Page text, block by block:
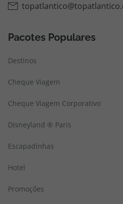
Pacotes Populares
Destinos
Cheque Viagem
Cheque Viagem Corporativo
Disneyland ® Paris
Escapadinhas
Hotel
Promoções